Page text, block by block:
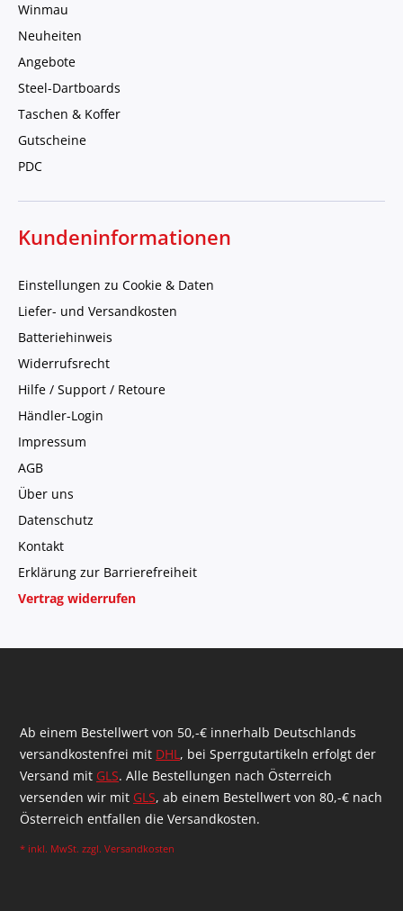
Winmau
Neuheiten
Angebote
Steel-Dartboards
Taschen & Koffer
Gutscheine
PDC
Kundeninformationen
Einstellungen zu Cookie & Daten
Liefer- und Versandkosten
Batteriehinweis
Widerrufsrecht
Hilfe / Support / Retoure
Händler-Login
Impressum
AGB
Über uns
Datenschutz
Kontakt
Erklärung zur Barrierefreiheit
Vertrag widerrufen
Ab einem Bestellwert von 50,-€ innerhalb Deutschlands
versandkostenfrei mit DHL, bei Sperrgutartikeln erfolgt der
Versand mit GLS. Alle Bestellungen nach Österreich
versenden wir mit GLS, ab einem Bestellwert von 80,-€ nach
Österreich entfallen die Versandkosten.
* inkl. MwSt. zzgl. Versandkosten